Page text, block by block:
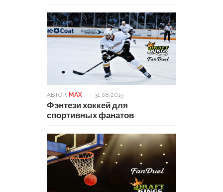
АВТОР: MAX - 31.08.2015
Фэнтези хоккей для
спортивных фанатов